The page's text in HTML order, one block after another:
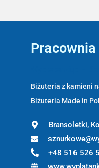
Biżuteria z kamieni
Biżuteria Made in
Bransoletki,
+48 516 526